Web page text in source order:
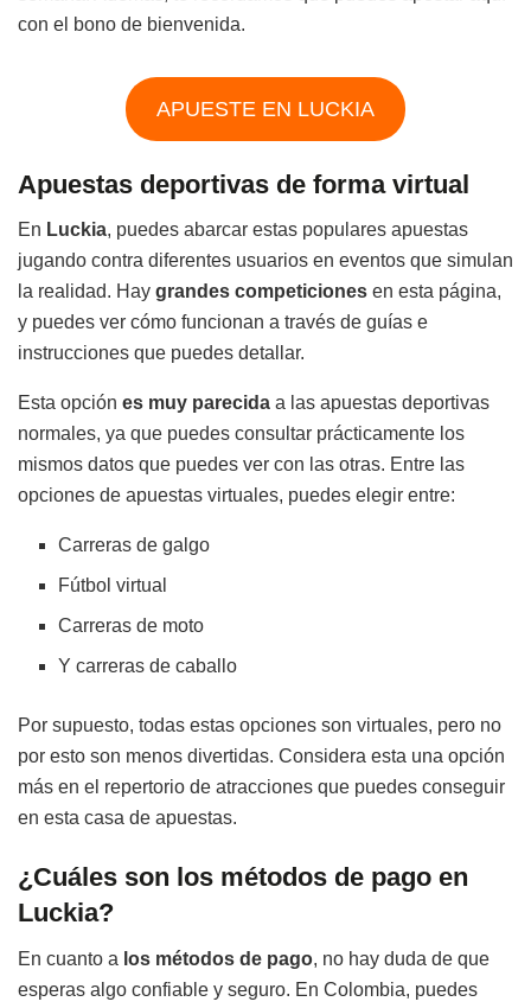
con el bono de bienvenida.
APUESTE EN LUCKIA
Apuestas deportivas de forma virtual
En Luckia, puedes abarcar estas populares apuestas
jugando contra diferentes usuarios en eventos que simulan
la realidad. Hay grandes competiciones en esta página,
y puedes ver cómo funcionan a través de guías e
instrucciones que puedes detallar.
Esta opción es muy parecida a las apuestas deportivas
normales, ya que puedes consultar prácticamente los
mismos datos que puedes ver con las otras. Entre las
opciones de apuestas virtuales, puedes elegir entre:
Carreras de galgo
Fútbol virtual
Carreras de moto
Y carreras de caballo
Por supuesto, todas estas opciones son virtuales, pero no
por esto son menos divertidas. Considera esta una opción
más en el repertorio de atracciones que puedes conseguir
en esta casa de apuestas.
¿Cuáles son los métodos de pago en
Luckia?
En cuanto a los métodos de pago, no hay duda de que
esperas algo confiable y seguro. En Colombia, puedes